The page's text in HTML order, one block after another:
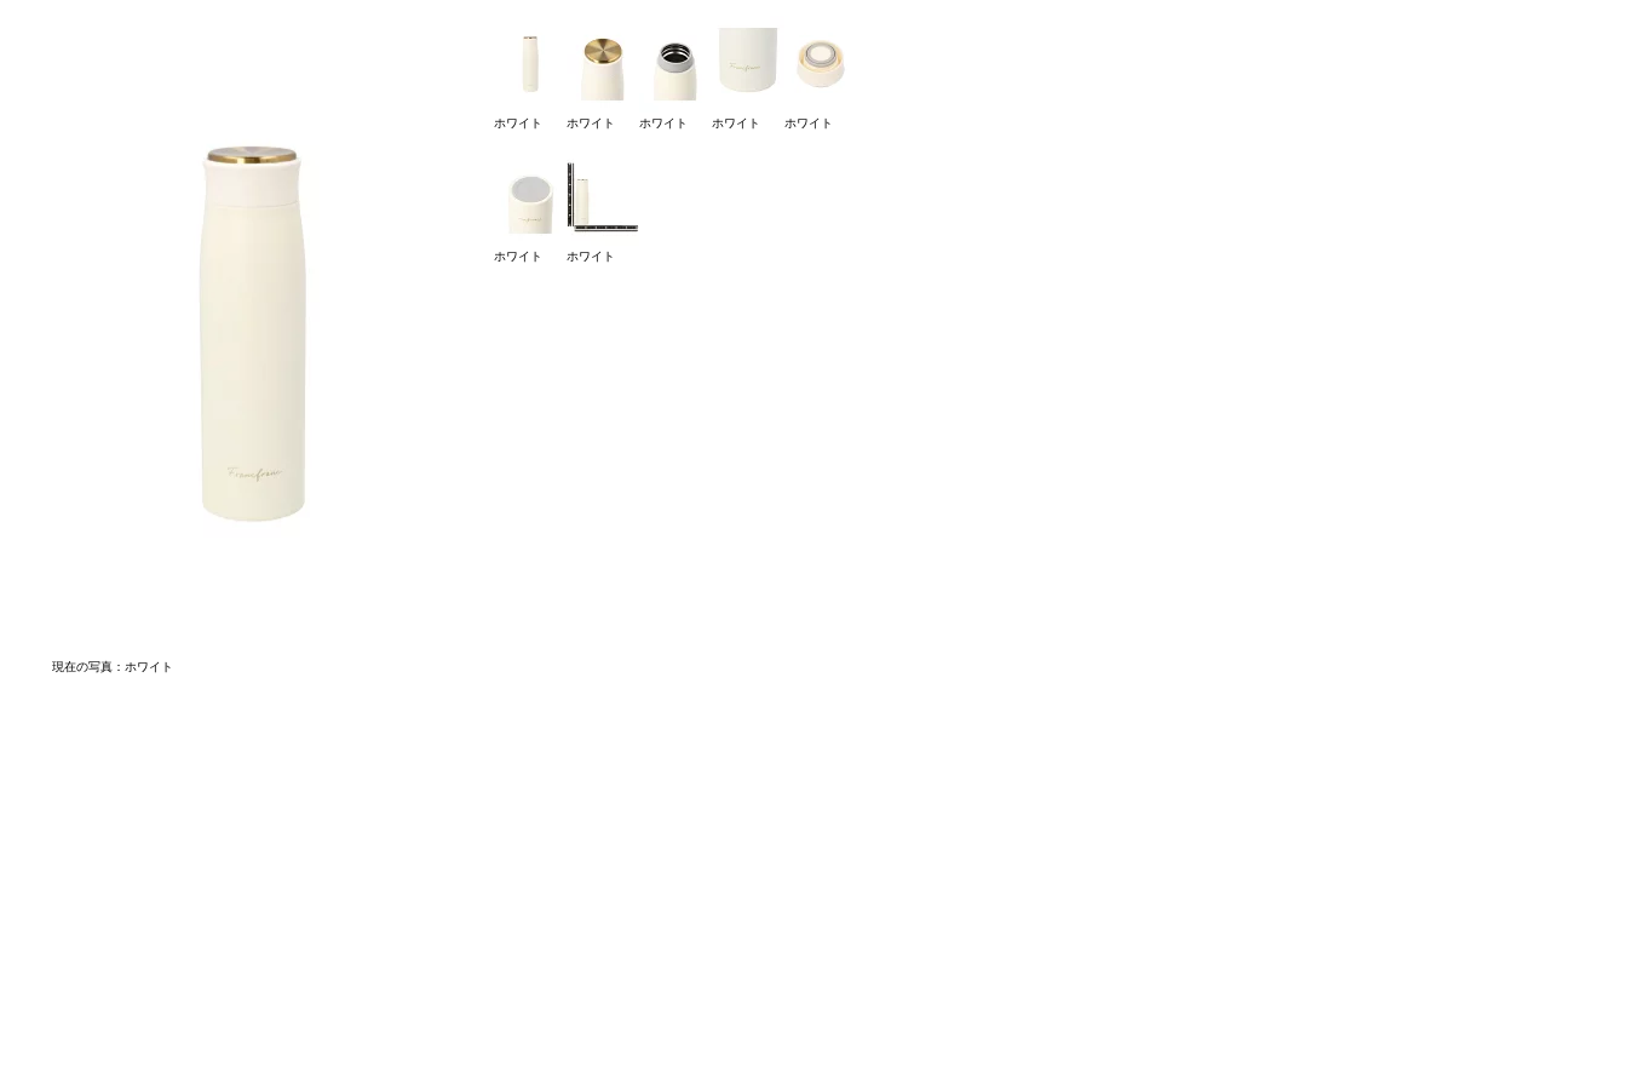
現在の写真： ホワイト
ホワイト ホワイト ホワイト ホワイト ホワイト
ホワイト ホワイト